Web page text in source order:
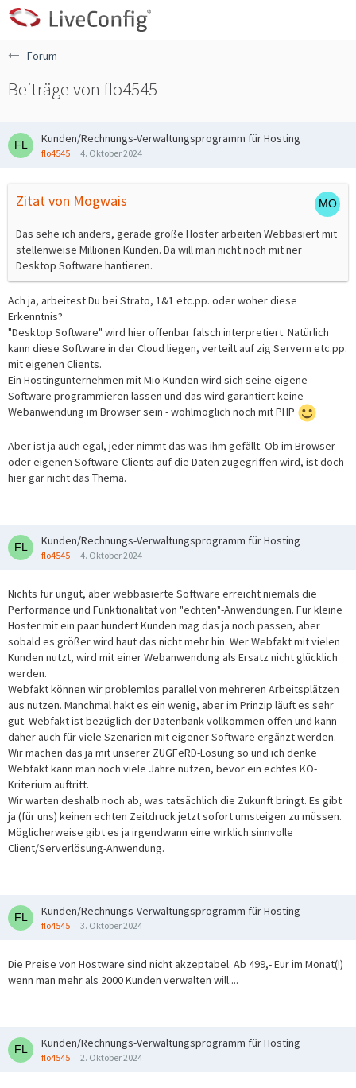
Forum
Beiträge von flo4545
Kunden/Rechnungs-Verwaltungsprogramm für Hosting
flo4545 4. Oktober 2024
Zitat von Mogwais
Das sehe ich anders, gerade große Hoster arbeiten Webbasiert mit
stellenweise Millionen Kunden. Da will man nicht noch mit ner
Desktop Software hantieren.
Ach ja, arbeitest Du bei Strato, 1&1 etc.pp. oder woher diese
Erkenntnis?
"Desktop Software" wird hier offenbar falsch interpretiert. Natürlich
kann diese Software in der Cloud liegen, verteilt auf zig Servern etc.pp.
mit eigenen Clients.
Ein Hostingunternehmen mit Mio Kunden wird sich seine eigene
Software programmieren lassen und das wird garantiert keine
Webanwendung im Browser sein - wohlmöglich noch mit PHP
Aber ist ja auch egal, jeder nimmt das was ihm gefällt. Ob im Browser
oder eigenen Software-Clients auf die Daten zugegriffen wird, ist doch
hier gar nicht das Thema.
Kunden/Rechnungs-Verwaltungsprogramm für Hosting
flo4545 4. Oktober 2024
Nichts für ungut, aber webbasierte Software erreicht niemals die
Performance und Funktionalität von "echten"-Anwendungen. Für kleine
Hoster mit ein paar hundert Kunden mag das ja noch passen, aber
sobald es größer wird haut das nicht mehr hin. Wer Webfakt mit vielen
Kunden nutzt, wird mit einer Webanwendung als Ersatz nicht glücklich
werden.
Webfakt können wir problemlos parallel von mehreren Arbeitsplätzen
aus nutzen. Manchmal hakt es ein wenig, aber im Prinzip läuft es sehr
gut. Webfakt ist bezüglich der Datenbank vollkommen offen und kann
daher auch für viele Szenarien mit eigener Software ergänzt werden.
Wir machen das ja mit unserer ZUGFeRD-Lösung so und ich denke
Webfakt kann man noch viele Jahre nutzen, bevor ein echtes KO-
Kriterium auftritt.
Wir warten deshalb noch ab, was tatsächlich die Zukunft bringt. Es gibt
ja (für uns) keinen echten Zeitdruck jetzt sofort umsteigen zu müssen.
Möglicherweise gibt es ja irgendwann eine wirklich sinnvolle
Client/Serverlösung-Anwendung.
Kunden/Rechnungs-Verwaltungsprogramm für Hosting
flo4545 3. Oktober 2024
Die Preise von Hostware sind nicht akzeptabel. Ab 499,- Eur im Monat(!)
wenn man mehr als 2000 Kunden verwalten will....
Kunden/Rechnungs-Verwaltungsprogramm für Hosting
flo4545 2. Oktober 2024